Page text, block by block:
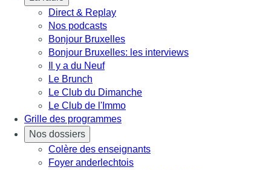
Direct & Replay
Nos podcasts
Bonjour Bruxelles
Bonjour Bruxelles: les interviews
Il y a du Neuf
Le Brunch
Le Club du Dimanche
Le Club de l'Immo
Grille des programmes
Nos dossiers
Colère des enseignants
Foyer anderlechtois